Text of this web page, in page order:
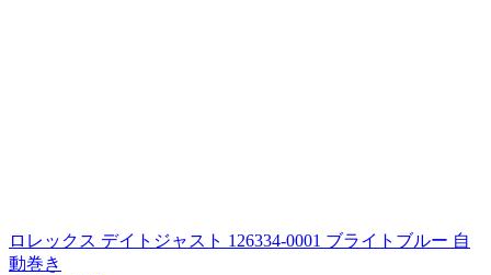
ロレックス デイトジャスト 126334-0001 ブライトブルー 自
動巻き